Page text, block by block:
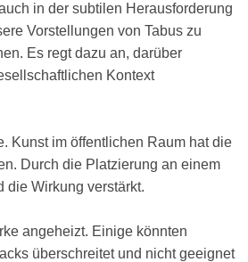
in der subtilen Herausforderung
Vorstellungen von Tabus zu
Es regt dazu an, darüber
Kontext
Kunst im öffentlichen Raum hat die
Durch die Platzierung an einem
die Wirkung verstärkt.
angeheizt. Einige könnten
überschreitet und nicht geeignet